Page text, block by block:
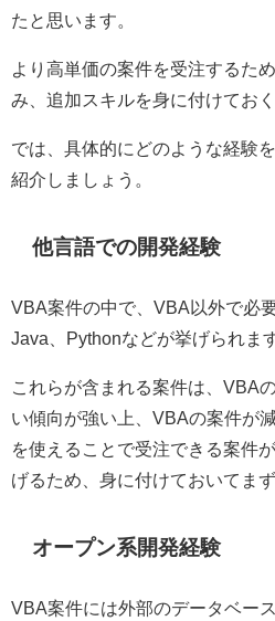
たと思います。
より高単価の案件を受注するた
み、追加スキルを身に付けてお
では、具体的にどのような経験
紹介しましょう。
他言語での開発経験
VBA案件の中で、 VBA 以外で必
Java
Pythonなどが挙げられま
これらが含まれる案件は、 VBA
い傾向が強い上、 VBAの案件が
を使えることで受注できる案件
げるため、身に付けておいてま
オープン系開発経験
VBA案件には外部のデータベー